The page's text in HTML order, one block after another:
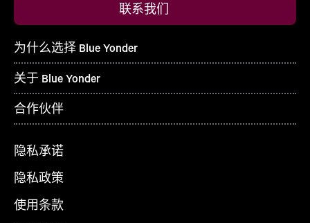
联系我们
为什么选择 Blue Yonder
关于 Blue Yonder
合作伙伴
隐私承诺
隐私政策
使用条款